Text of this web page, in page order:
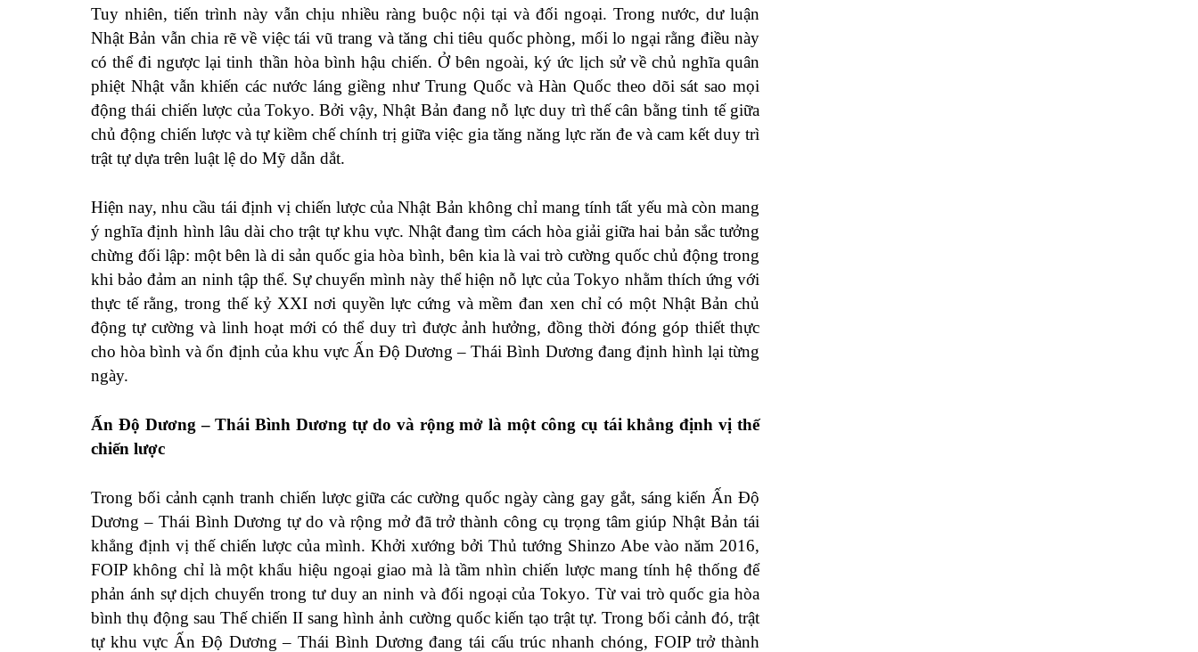
Tuy nhiên, tiến trình này vẫn chịu nhiều ràng buộc nội tại và đối ngoại. Trong nước, dư luận
Nhật Bản vẫn chia rẽ về việc tái vũ trang và tăng chi tiêu quốc phòng, mối lo ngại rằng điều này
có thể đi ngược lại tinh thần hòa bình hậu chiến. Ở bên ngoài, ký ức lịch sử về chủ nghĩa quân
phiệt Nhật vẫn khiến các nước láng giềng như Trung Quốc và Hàn Quốc theo dõi sát sao mọi
động thái chiến lược của Tokyo. Bởi vậy, Nhật Bản đang nỗ lực duy trì thế cân bằng tinh tế giữa
chủ động chiến lược và tự kiềm chế chính trị giữa việc gia tăng năng lực răn đe và cam kết duy trì
trật tự dựa trên luật lệ do Mỹ dẫn dắt.
Hiện nay, nhu cầu tái định vị chiến lược của Nhật Bản không chỉ mang tính tất yếu mà còn mang
ý nghĩa định hình lâu dài cho trật tự khu vực. Nhật đang tìm cách hòa giải giữa hai bản sắc tưởng
chừng đối lập: một bên là di sản quốc gia hòa bình, bên kia là vai trò cường quốc chủ động trong
khi bảo đảm an ninh tập thể. Sự chuyển mình này thể hiện nỗ lực của Tokyo nhằm thích ứng với
thực tế rằng, trong thế kỷ XXI nơi quyền lực cứng và mềm đan xen chỉ có một Nhật Bản chủ
động tự cường và linh hoạt mới có thể duy trì được ảnh hưởng, đồng thời đóng góp thiết thực
cho hòa bình và ổn định của khu vực Ấn Độ Dương – Thái Bình Dương đang định hình lại từng
ngày.
Ấn Độ Dương – Thái Bình Dương tự do và rộng mở là một công cụ tái khẳng định vị thế
chiến lược
Trong bối cảnh cạnh tranh chiến lược giữa các cường quốc ngày càng gay gắt, sáng kiến Ấn Độ
Dương – Thái Bình Dương tự do và rộng mở đã trở thành công cụ trọng tâm giúp Nhật Bản tái
khẳng định vị thế chiến lược của mình. Khởi xướng bởi Thủ tướng Shinzo Abe vào năm 2016,
FOIP không chỉ là một khẩu hiệu ngoại giao mà là tầm nhìn chiến lược mang tính hệ thống để
phản ánh sự dịch chuyển trong tư duy an ninh và đối ngoại của Tokyo. Từ vai trò quốc gia hòa
bình thụ động sau Thế chiến II sang hình ảnh cường quốc kiến tạo trật tự. Trong bối cảnh đó, trật
tự khu vực Ấn Độ Dương – Thái Bình Dương đang tái cấu trúc nhanh chóng, FOIP trở thành